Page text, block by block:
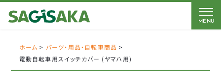
MENU
CATEGORY
BRAND
FORCE
BICYCLE
Coleman
ホーム > パーツ・用品・自転車商品 >
電動自転車用スイッチカバー (ヤマハ用)